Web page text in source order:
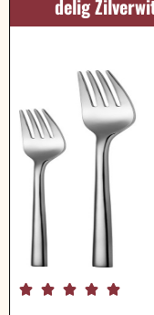
delig
    